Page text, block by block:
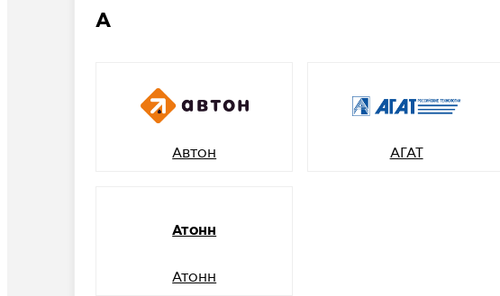
А
Автон АГАТ
Атонн
Атонн